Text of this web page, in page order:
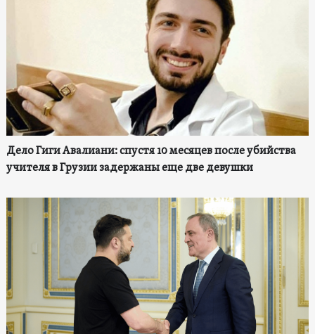
Дело Гиги Авалиани: спустя 10 месяцев после убийства
учителя в Грузии задержаны еще две девушки